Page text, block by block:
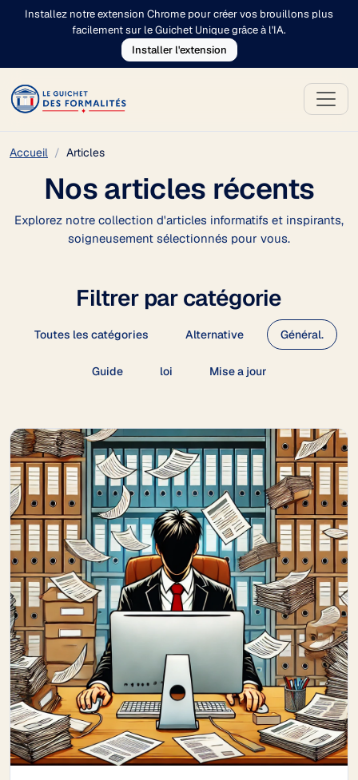
Installez notre extension Chrome pour créer vos brouillons plus
facilement sur le Guichet Unique grâce à l'IA.
Installer l'extension
Accueil Articles
Nos articles récents
Explorez notre collection d'articles informatifs et inspirants,
soigneusement sélectionnés pour vous.
Filtrer par catégorie
Toutes les catégories Alternative Général.
Guide loi Mise a jour